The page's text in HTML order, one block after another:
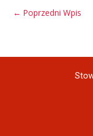
← Poprzedni Wpis